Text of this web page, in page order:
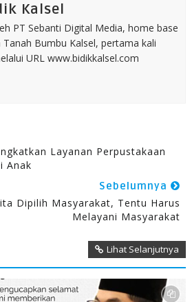
Kalsel
PT Sebanti Digital Media, home base
Tanah Bumbu Kalsel, pertama kali
URL www.bidikkalsel.com
Layanan Perpustakaan
Anak
Sebelumnya
Dipilih Masyarakat, Tentu Harus
Melayani Masyarakat
Lihat Selanjutnya